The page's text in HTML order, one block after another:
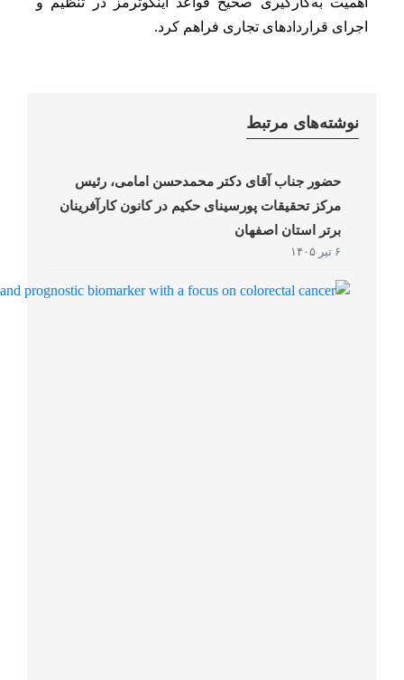
اجرای قراردادهای تجاری فراهم کرد.
نوشته‌های مرتبط
حضور جناب آقای دکتر محمدحسن امامی، رئیس
مرکز تحقیقات پورسینای حکیم در کانون کارآفرینان
برتر استان اصفهان
۶ تیر ۱۴۰۵